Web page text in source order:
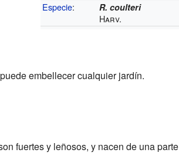
Especie: R. coulteri
Harv.
embellecer cualquier jardín.
fuertes y leñosos, y nacen de una parte